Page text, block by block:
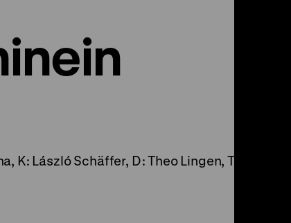
K: László Schäffer, D: Theo Lingen, Toni van